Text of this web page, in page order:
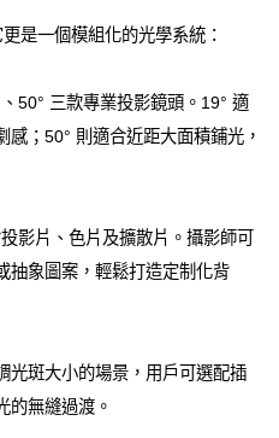
是一個模組化的光學系統：
50° 三款專業投影鏡頭。19° 適
；50° 則適合近距大面積鋪光，
影片、色片及擴散片。攝影師可
抽象圖案，輕鬆打造定制化背
光斑大小的場景，用戶可選配插
的無縫過渡。